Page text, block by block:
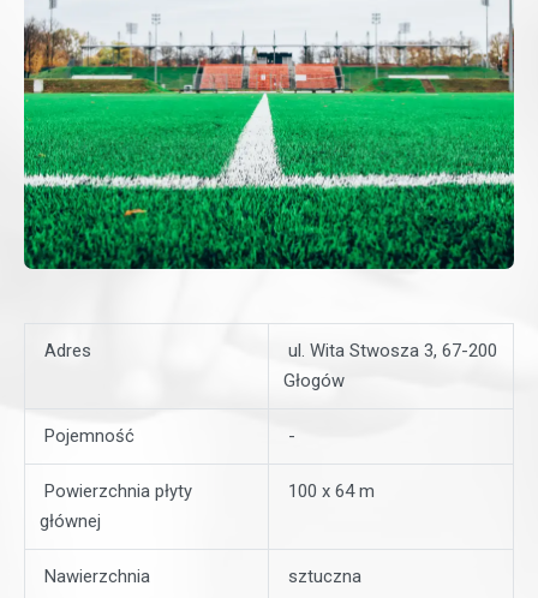
Adres
ul. Wita Stwosza 3, 67-200
Głogów
Pojemność -
Powierzchnia płyty
głównej
100 x 64 m
Nawierzchnia sztuczna